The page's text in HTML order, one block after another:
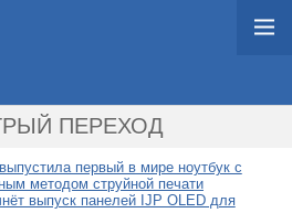
ПЕРЕХОД
первый в мире ноутбук с
методом струйной печати
выпуск панелей IJP OLED для